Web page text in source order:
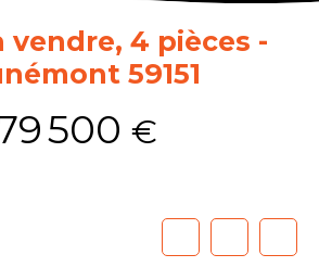
vendre, 4 pièces -
59151
500 €